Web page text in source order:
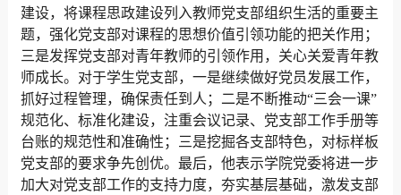
建设，将课程思政建设列入教师党支部组织生活的重要主
题，强化党支部对课程的思想价值引领功能的把关作用；
三是发挥党支部对青年教师的引领作用，关心关爱青年教
师成长。对于学生党支部，一是继续做好党员发展工作，
抓好过程管理，确保责任到人；二是不断推动“三会一课”
规范化、标准化建设，注重会议记录、党支部工作手册等
台账的规范性和准确性；三是挖掘各支部特色，对标样板
党支部的要求争先创优。最后，他表示学院党委将进一步
加大对党支部工作的支持力度，夯实基层基础，激发支部